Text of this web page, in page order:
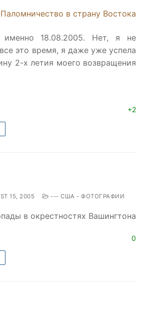
в страну Востока
18.08.2005. Нет, я не
это время, я даже уже успела
2-х летия моего возвращения
+2
15, 2005 --- США - ФОТОГРАФИИ
в окрестностях Вашингтона
0